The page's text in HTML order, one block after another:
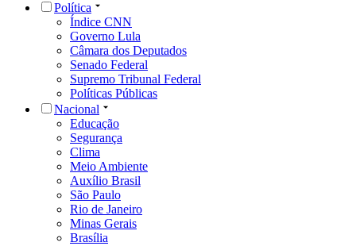
Política
Índice CNN
Governo Lula
Câmara dos Deputados
Senado Federal
Supremo Tribunal Federal
Políticas Públicas
Nacional
Educação
Segurança
Clima
Meio Ambiente
Auxílio Brasil
São Paulo
Rio de Janeiro
Minas Gerais
Brasília